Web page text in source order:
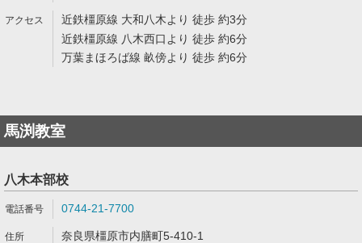
近鉄橿原線 大和八木より 徒歩 約3分
近鉄橿原線 八木西口より 徒歩 約6分
万葉まほろば線 畝傍より 徒歩 約6分
馬渕教室
八木本部校
0744-21-7700
奈良県橿原市内膳町5-410-1